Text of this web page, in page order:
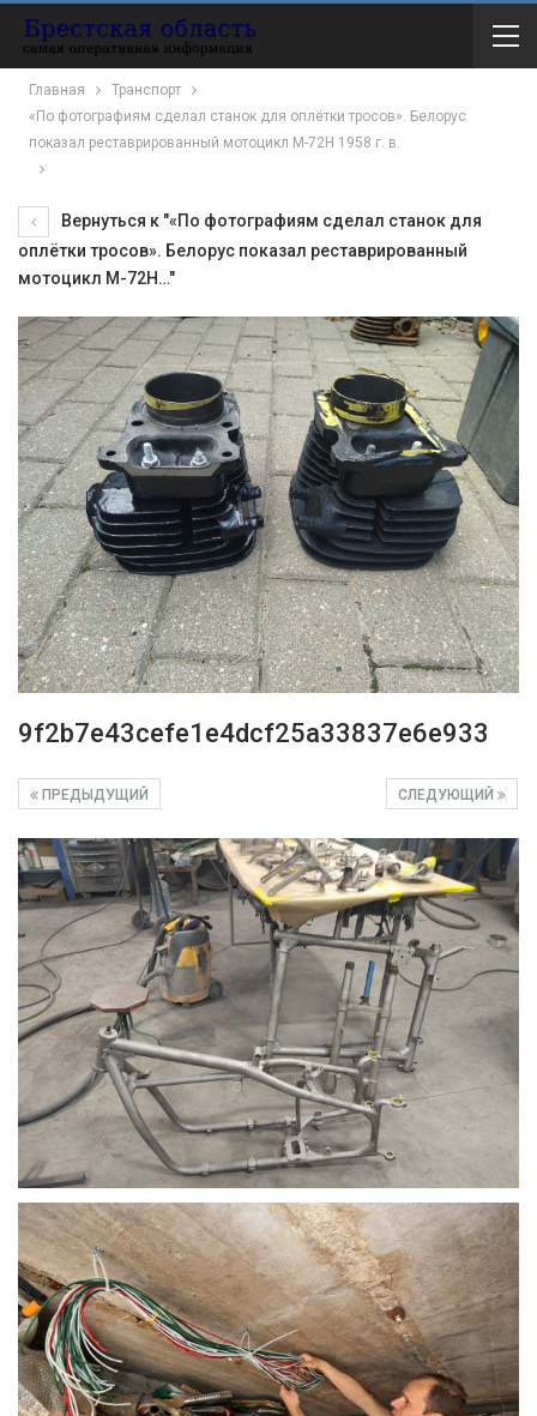
Главная
Транспорт
«По фотографиям сделал станок для оплётки тросов». Белорус
показал реставрированный мотоцикл М-72Н 1958 г. в.
Вернуться к "«По фотографиям сделал станок для
оплётки тросов». Белорус показал реставрированный
мотоцикл М-72Н…"
9f2b7e43cefe1e4dcf25a33837e6e933
СЛЕДУЮЩИЙ
ПРЕДЫДУЩИЙ